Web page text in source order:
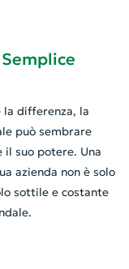
la differenza, la
può sembrare
suo potere. Una
azienda non è solo
sottile e costante